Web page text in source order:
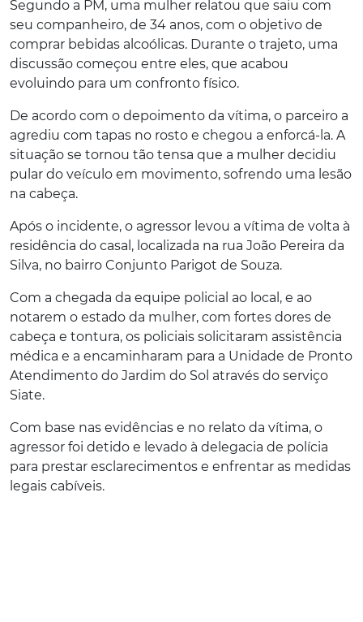
Segundo a PM, uma mulher relatou que saiu com
seu companheiro, de 34 anos, com o objetivo de
comprar bebidas alcoólicas. Durante o trajeto, uma
discussão começou entre eles, que acabou
evoluindo para um confronto físico.
De acordo com o depoimento da vítima, o parceiro a
agrediu com tapas no rosto e chegou a enforcá-la. A
situação se tornou tão tensa que a mulher decidiu
pular do veículo em movimento, sofrendo uma lesão
na cabeça.
Após o incidente, o agressor levou a vítima de volta à
residência do casal, localizada na rua João Pereira da
Silva, no bairro Conjunto Parigot de Souza.
Com a chegada da equipe policial ao local, e ao
notarem o estado da mulher, com fortes dores de
cabeça e tontura, os policiais solicitaram assistência
médica e a encaminharam para a Unidade de Pronto
Atendimento do Jardim do Sol através do serviço
Siate.
Com base nas evidências e no relato da vítima, o
agressor foi detido e levado à delegacia de polícia
para prestar esclarecimentos e enfrentar as medidas
legais cabíveis.